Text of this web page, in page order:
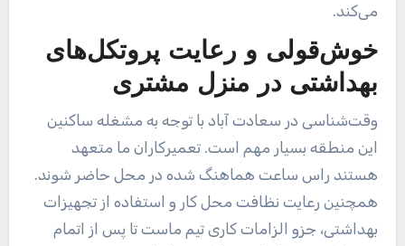
می‌کند.
خوش‌قولی و رعایت پروتکل‌های
بهداشتی در منزل مشتری
وقت‌شناسی در سعادت آباد با توجه به مشغله ساکنین
این منطقه بسیار مهم است. تعمیرکاران ما متعهد
هستند راس ساعت هماهنگ شده در محل حاضر شوند.
همچنین رعایت نظافت محل کار و استفاده از تجهیزات
بهداشتی، جزو الزامات کاری تیم ماست تا پس از اتمام